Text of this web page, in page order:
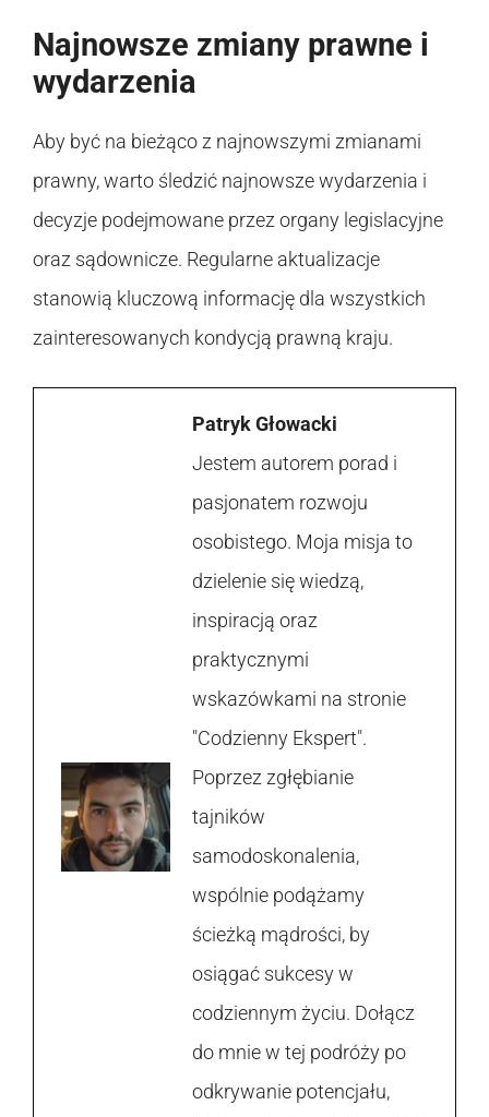
Najnowsze zmiany prawne i
wydarzenia
Aby być na bieżąco z najnowszymi zmianami
prawny, warto śledzić najnowsze wydarzenia i
decyzje podejmowane przez organy legislacyjne
oraz sądownicze. Regularne aktualizacje
stanowią kluczową informację dla wszystkich
zainteresowanych kondycją prawną kraju.
Patryk Głowacki
Jestem autorem porad i
pasjonatem rozwoju
osobistego. Moja misja to
dzielenie się wiedzą,
inspiracją oraz
praktycznymi
wskazówkami na stronie
"Codzienny Ekspert".
Poprzez zgłębianie
tajników
samodoskonalenia,
wspólnie podążamy
ścieżką mądrości, by
osiągać sukcesy w
codziennym życiu. Dołącz
do mnie w tej podróży po
odkrywanie potencjału,